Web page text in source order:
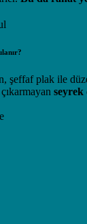
şeffaf plak ile
seyrek